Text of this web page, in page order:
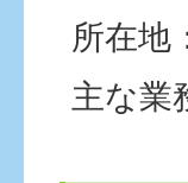
所在地
主な業